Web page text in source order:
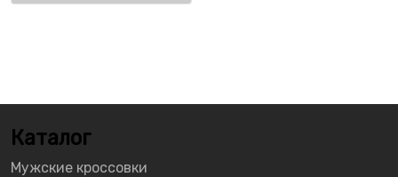
Каталог
Мужские кроссовки